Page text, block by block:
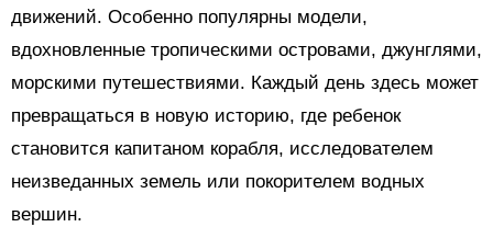
движений. Особенно популярны модели,
вдохновленные тропическими островами, джунглями,
морскими путешествиями. Каждый день здесь может
превращаться в новую историю, где ребенок
становится капитаном корабля, исследователем
неизведанных земель или покорителем водных
вершин.